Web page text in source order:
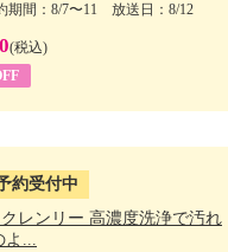
期間：8/7〜11 放送日：8/12
(税込)
約受付中
クレンリー 高濃度洗浄で汚れ
よ...